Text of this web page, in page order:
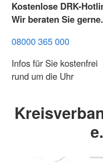
Kostenlose DRK-
Wir beraten Sie gerne.
08000 365 000
Infos für Sie kostenfrei
rund um die Uhr